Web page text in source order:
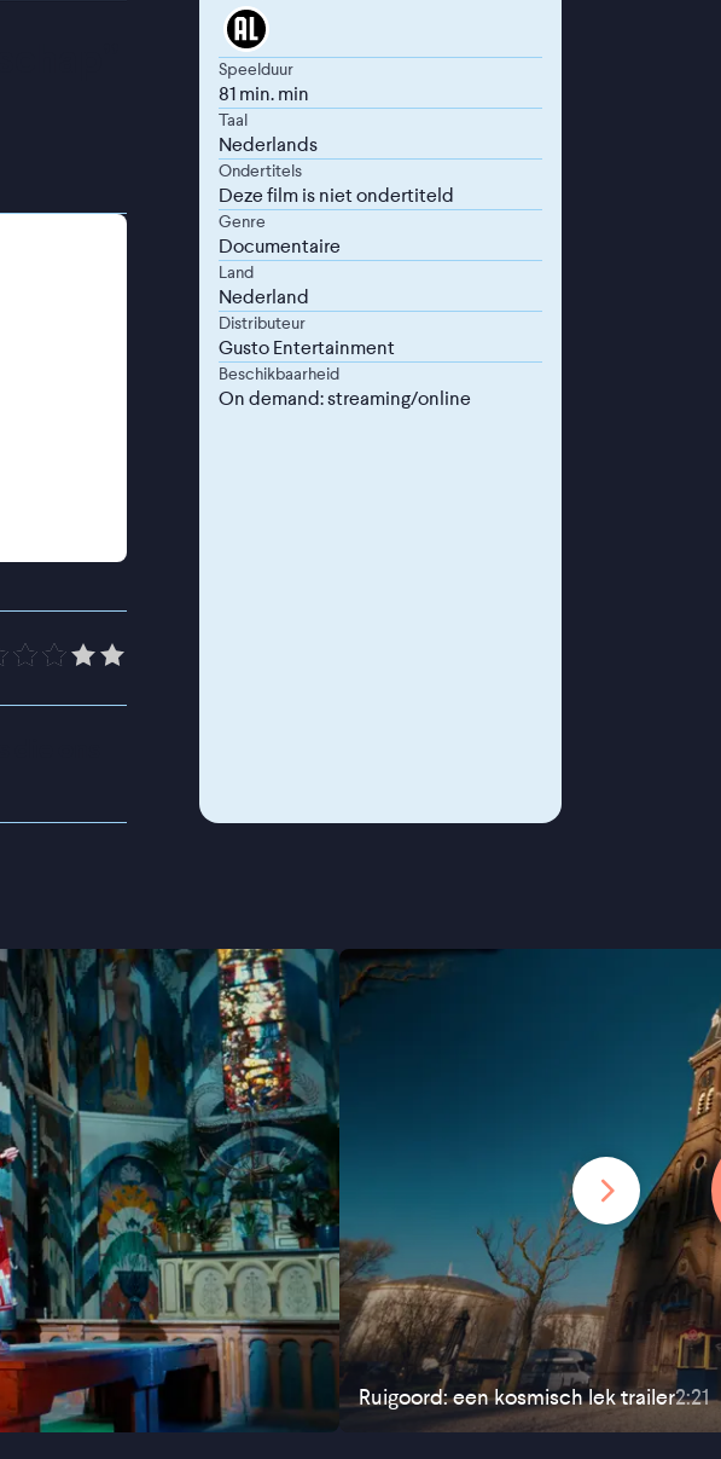
Speelduur
81 min. min
Taal
Nederlands
Ondertitels
Deze film is niet ondertiteld
Genre
Documentaire
Land
Nederland
Distributeur
Gusto Entertainment
Beschikbaarheid
On demand: streaming/online
Ruigoord: een kosmisch lektrailer2:21